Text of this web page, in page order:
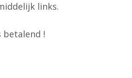
links.
betalend !